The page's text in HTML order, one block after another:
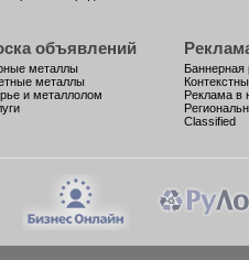
объявлений
металлы
металлы
и металлолом
Баннерная
Реклама в
Classified